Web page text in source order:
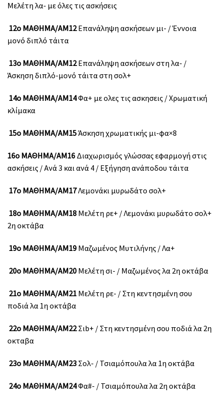
Μελέτη λα- με όλες τις ασκήσεις
12ο ΜΑΘΗΜΑ/ΑΜ12Επανάληψη ασκήσεων μι- / Έννοια
μονό διπλό τάιτα
13ο ΜΑΘΗΜΑ/ΑΜ12Επανάληψη ασκήσεων στη λα- /
Άσκηση διπλό-μονό τάιτα στη σολ+
14ο ΜΑΘΗΜΑ/ΑΜ14Φα+ με ολες τις ασκησεις / Χρωματική
κλίμακα
15ο ΜΑΘΗΜΑ/ΑΜ15Άσκηση χρωματικής μι-φα×8
16ο ΜΑΘΗΜΑ/ΑΜ16 Διαχωρισμός γλώσσας εφαρμογή στις
ασκήσεις / Ανά 3 και ανά 4 / Εξήγηση ανάποδου τάιτα
17ο ΜΑΘΗΜΑ/ΑΜ17Λεμονάκι μυρωδάτο σολ+
18ο ΜΑΘΗΜΑ/ΑΜ18 Μελέτη ρε+ / Λεμονάκι μυρωδάτο σολ+
2η οκτάβα
19ο ΜΑΘΗΜΑ/ΑΜ19 Μαζωμένος Μυτιλήνης / Λα+
20ο ΜΑΘΗΜΑ/ΑΜ20 Μελέτη σι- / Μαζωμένος λα 2η οκτάβα
21ο ΜΑΘΗΜΑ/ΑΜ21 Μελέτη ρε- / Στη κεντησμένη σου
ποδιά λα 1η οκτάβα
22ο ΜΑΘΗΜΑ/ΑΜ22Σιb+ / Στη κεντησμένη σου ποδιά λα 2η
οκταβα
23ο ΜΑΘΗΜΑ/ΑΜ23 Σολ- / Τσιαμόπουλα λα 1η οκτάβα
24ο ΜΑΘΗΜΑ/ΑΜ24Φα#- / Τσιαμόπουλα λα 2η οκτάβα